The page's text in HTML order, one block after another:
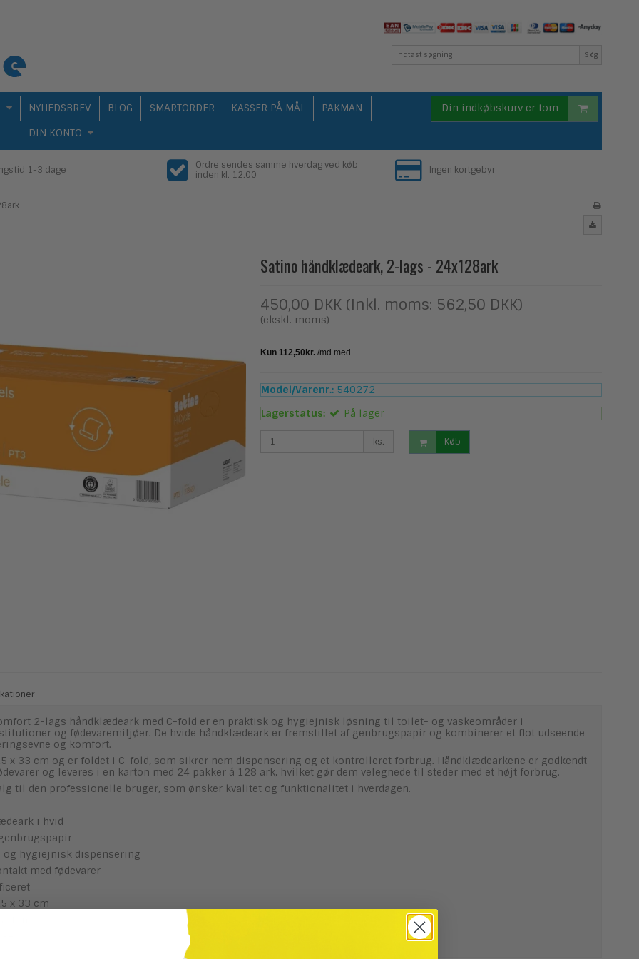
Søg
NYHEDSBREV BLOG SMARTORDER KASSER PÅ MÅL
PAKMAN
DIN KONTO
Din indkøbskurv er tom
1-3 dage
Ordre sendes samme hverdag ved køb
inden kl. 12.00
Ingen kortgebyr
Satino håndklædeark, 2-lags - 24x128ark
450,00 DKK (Inkl. moms: 562,50 DKK)
(ekskl. moms)
Model/Varenr.: 540272
Lagerstatus:
På lager
ks. Køb
2-lags håndklædeark med C-fold er en praktisk og hygiejnisk løsning til toilet- og vaskeområder i
og fødevaremiljøer. De hvide håndklædeark er fremstillet af genbrugspapir og kombinerer et flot udseende
og komfort.
x 33 cm og er foldet i C-fold, som sikrer nem dispensering og et kontrolleret forbrug. Håndklædearkene er godkendt
og leveres i en karton med 24 pakker á 128 ark, hvilket gør dem velegnede til steder med et højt forbrug.
til den professionelle bruger, som ønsker kvalitet og funktionalitet i hverdagen.
i hvid
og hygiejnisk dispensering
med fødevarer
x 33 cm